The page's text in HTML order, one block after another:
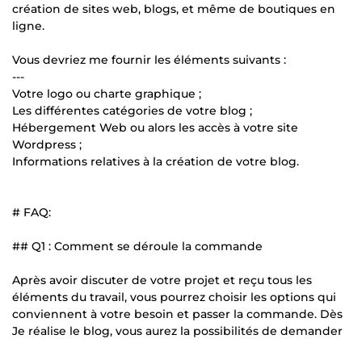
création de sites web, blogs, et même de boutiques en
ligne.
Vous devriez me fournir les éléments suivants :
---
Votre logo ou charte graphique ;
Les différentes catégories de votre blog ;
Hébergement Web ou alors les accès à votre site
Wordpress ;
Informations relatives à la création de votre blog.
# FAQ:
## Q1 : Comment se déroule la commande
Après avoir discuter de votre projet et reçu tous les
éléments du travail, vous pourrez choisir les options qui
conviennent à votre besoin et passer la commande. Dès
Je réalise le blog, vous aurez la possibilités de demander